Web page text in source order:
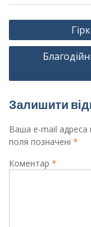
Навігація
записів
Залишити
Ваша e-mail
поля позначені *
Коментар *